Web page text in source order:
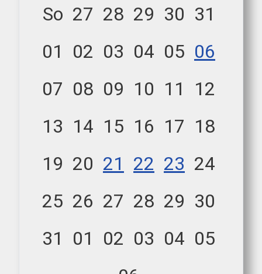
So 27 28 29 30 31
01
02 03 04 05 06
07 08 09 10 11
12
13 14 15 16 17 18
19 20 21 22 23 24
25 26 27 28 29 30
31
01 02 03 04 05